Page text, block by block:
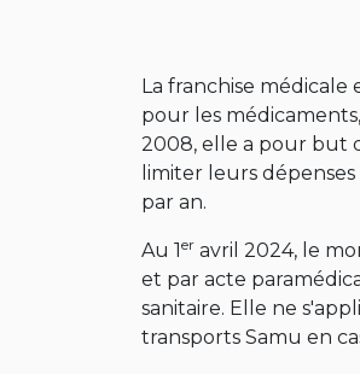
La franchise
pour les
2008, elle a pour but
limiter leurs
par an.
Au 1er avril 2024, le
et par acte
sanitaire. Elle ne
transports Samu en